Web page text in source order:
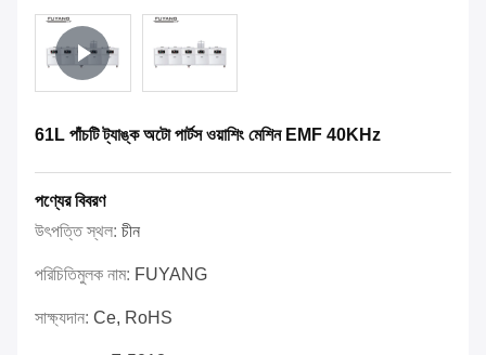
61L পাঁচটি ট্যাঙ্ক অটো পার্টস ওয়াশিং মেশিন EMF 40KHz
পণ্যের বিবরণ
উৎপত্তি স্থল: চীন
পরিচিতিমুলক নাম: FUYANG
সাক্ষ্যদান: Ce, RoHS